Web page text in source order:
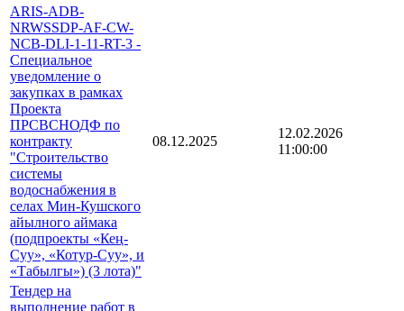
ARIS-ADB-
NRWSSDP-AF-CW-
NCB-DLI-1-11-RT-3 -
Специальное
уведомление о
закупках в рамках
Проекта
ПРСВСНОДФ по
контракту
"Строительство
системы
водоснабжения в
селах Мин-Кушского
айылного аймака
(подпроекты «Кең-
Суу», «Котур-Суу», и
«Табылгы») (3 лота)"
08.12.2025
12.02.2026
11:00:00
Тендер на
выполнение работ в